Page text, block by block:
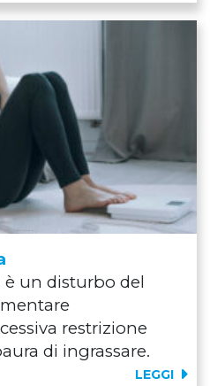
è un disturbo del
restrizione
di ingrassare.
LEGGI